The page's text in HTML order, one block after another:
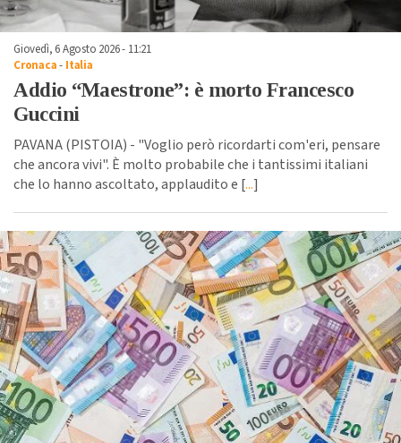
Giovedì, 6 Agosto 2026 - 11:21
Cronaca- Italia
Addio “Maestrone”: è morto Francesco
Guccini
PAVANA (PISTOIA) - "Voglio però ricordarti com'eri, pensare
che ancora vivi". È molto probabile che i tantissimi italiani
che lo hanno ascoltato, applaudito e [...]